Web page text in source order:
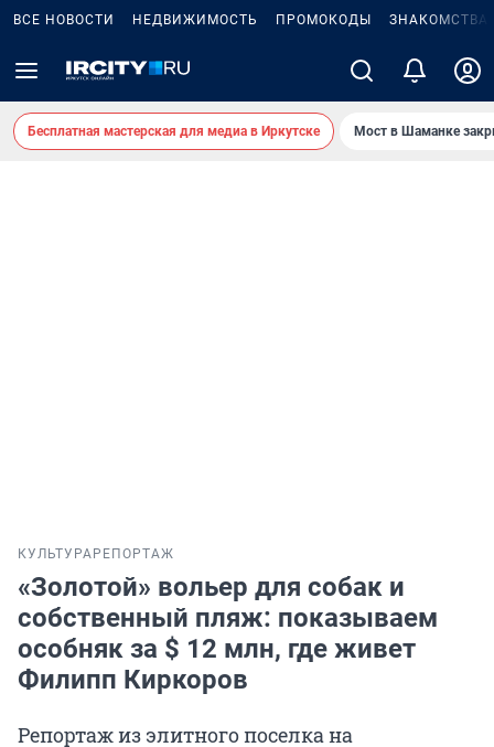
ВСЕ НОВОСТИ НЕДВИЖИМОСТЬ ПРОМОКОДЫ ЗНАКОМСТВА
Бесплатная мастерская для медиа в Иркутске Мост в Шаманке
КУЛЬТУРА РЕПОРТАЖ
«Золотой» вольер для собак и
собственный пляж: показываем
особняк за $ 12 млн, где живет
Филипп Киркоров
Репортаж из элитного поселка на